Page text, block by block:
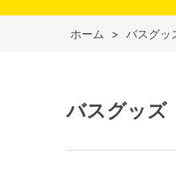
ホーム > バスグッ
バスグッズ